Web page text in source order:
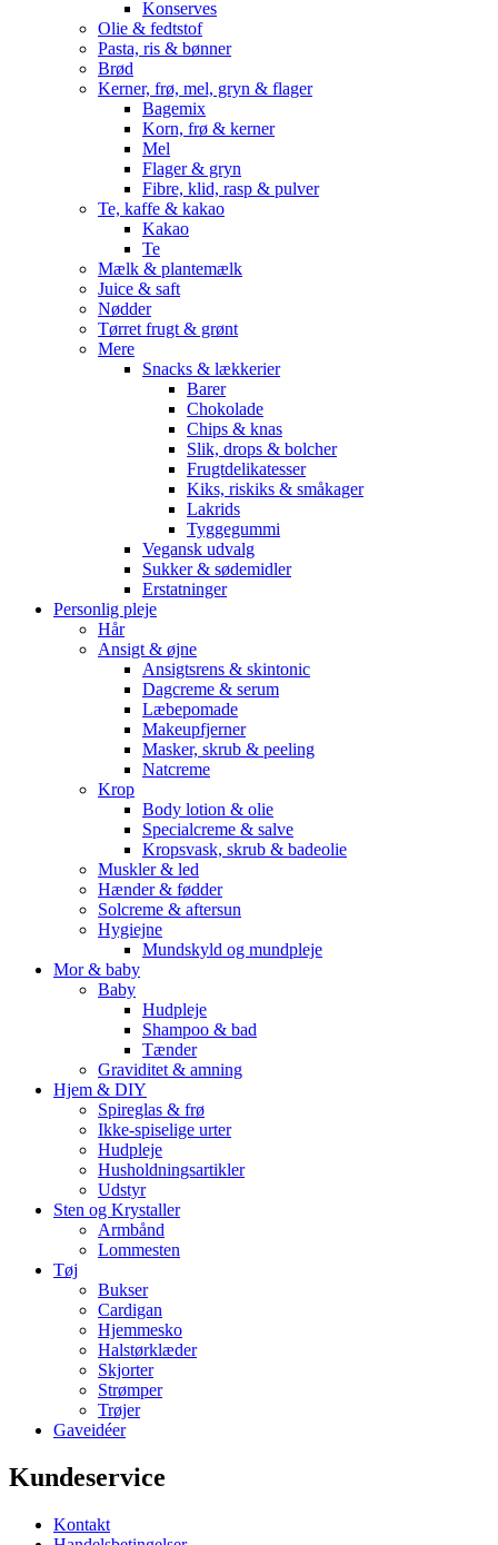
Konserves
Olie & fedtstof
Pasta, ris & bønner
Brød
Kerner, frø, mel, gryn & flager
Bagemix
Korn, frø & kerner
Mel
Flager & gryn
Fibre, klid, rasp & pulver
Te, kaffe & kakao
Kakao
Te
Mælk & plantemælk
Juice & saft
Nødder
Tørret frugt & grønt
Mere
Snacks & lækkerier
Barer
Chokolade
Chips & knas
Slik, drops & bolcher
Frugtdelikatesser
Kiks, riskiks & småkager
Lakrids
Tyggegummi
Vegansk udvalg
Sukker & sødemidler
Erstatninger
Personlig pleje
Hår
Ansigt & øjne
Ansigtsrens & skintonic
Dagcreme & serum
Læbepomade
Makeupfjerner
Masker, skrub & peeling
Natcreme
Krop
Body lotion & olie
Specialcreme & salve
Kropsvask, skrub & badeolie
Muskler & led
Hænder & fødder
Solcreme & aftersun
Hygiejne
Mundskyld og mundpleje
Mor & baby
Baby
Hudpleje
Shampoo & bad
Tænder
Graviditet & amning
Hjem & DIY
Spireglas & frø
Ikke-spiselige urter
Hudpleje
Husholdningsartikler
Udstyr
Sten og Krystaller
Armbånd
Lommesten
Tøj
Bukser
Cardigan
Hjemmesko
Halstørklæder
Skjorter
Strømper
Trøjer
Gaveidéer
Kundeservice
Kontakt